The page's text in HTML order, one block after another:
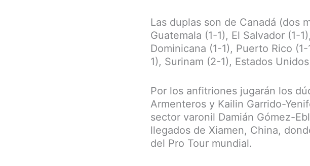
Las duplas son de Canadá (dos
Guatemala (1-1), El Salvador (1-
Dominicana (1-1), Puerto Rico
1), Surinam (2-1), Estados
Por los anfitriones jugarán los
Armenteros y Kailin Garrido-
sector varonil Damián Gómez-
llegados de Xiamen, China,
del Pro Tour mundial.